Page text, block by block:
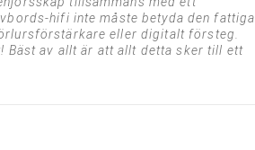
hifi inte måste betyda den fattiga
eller digitalt försteg.
Bäst av allt är att allt detta sker till ett